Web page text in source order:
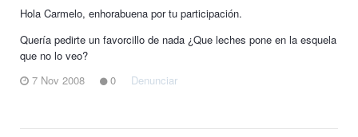
Hola Carmelo, enhorabuena por tu participación.
Quería pedirte un favorcillo de nada ¿Que leches pone en la esquela
que no lo veo?
7 Nov 2008
0 Denunciar